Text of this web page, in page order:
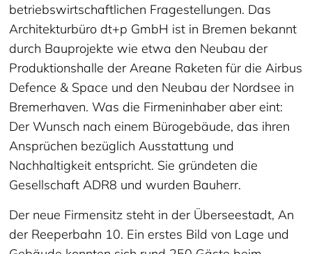
betriebswirtschaftlichen Fragestellungen. Das
Architekturbüro dt+p GmbH ist in Bremen bekannt
durch Bauprojekte wie etwa den Neubau der
Produktionshalle der Areane Raketen für die Airbus
Defence & Space und den Neubau der Nordsee in
Bremerhaven. Was die Firmeninhaber aber eint:
Der Wunsch nach einem Bürogebäude, das ihren
Ansprüchen bezüglich Ausstattung und
Nachhaltigkeit entspricht. Sie gründeten die
Gesellschaft ADR8 und wurden Bauherr.
Der neue Firmensitz steht in der Überseestadt, An
der Reeperbahn 10. Ein erstes Bild von Lage und